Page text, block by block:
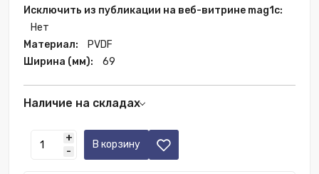
Исключить из публикации на веб-витрине mag1c:
Нет
Материал:
PVDF
Ширина (мм):
69
Наличие на складах
+
-
В корзину